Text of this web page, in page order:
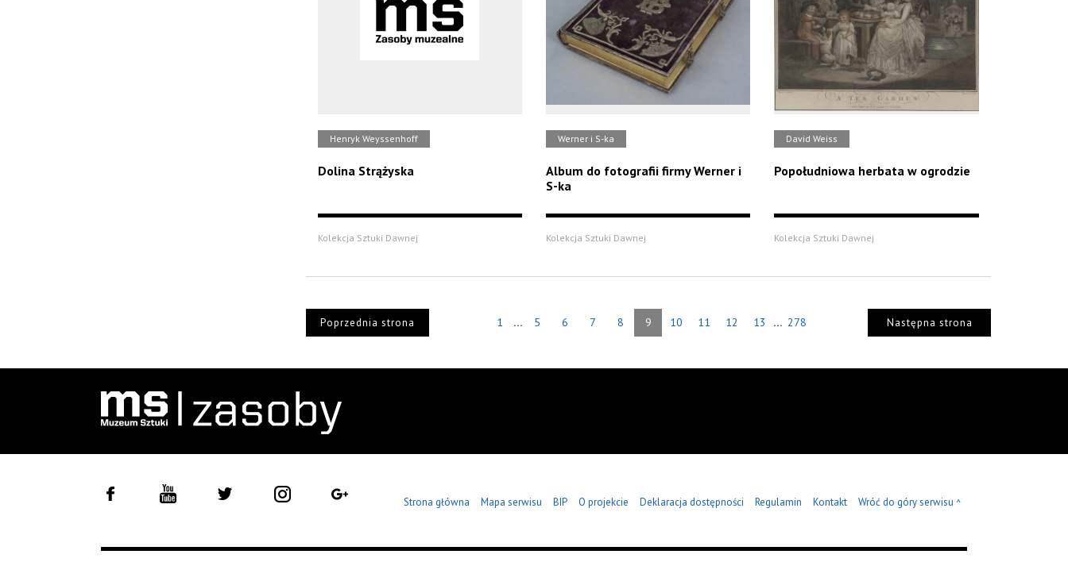
Henryk Weyssenhoff
Dolina Strążyska
Kolekcja Sztuki Dawnej
Werner i S-ka
Album do fotografii firmy Werner i
S-ka
Kolekcja Sztuki Dawnej
David Weiss
Popołudniowa herbata w ogrodzie
Kolekcja Sztuki Dawnej
Poprzednia strona 1 ... 5 6 7 8 9 10 11 12 13 ... 278 Następna strona
Strona główna Mapa serwisu BIP O projekcie Deklaracja dostępności Regulamin Kontakt Wróć do góry serwisu ^